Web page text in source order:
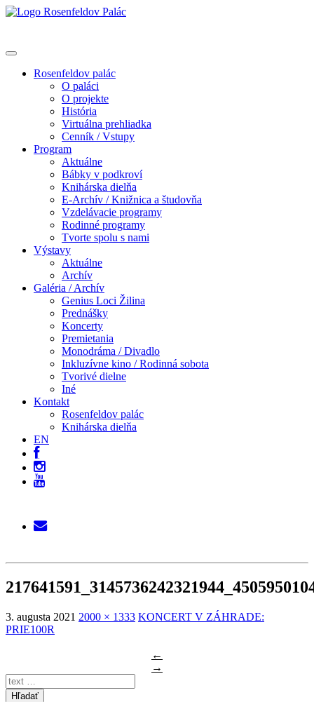
Rosenfeldov palác
O paláci
O projekte
História
Virtuálna prehliadka
Cenník / Vstupy
Program
Aktuálne
Bábky v podkroví
Knihárska dielňa
E-Archív / Knižnica a študovňa
Vzdelávacie programy
Rodinné programy
Tvorte spolu s nami
Výstavy
Aktuálne
Archív
Galéria / Archív
Genius Loci Žilina
Prednášky
Koncerty
Premietania
Monodráma / Divadlo
Inkluzívne kino / Rodinná sobota
Tvorivé dielne
Iné
Kontakt
Rosenfeldov palác
Knihárska dielňa
EN
3. augusta 2021 2000 × 1333 KONCERT V ZÁHRADE:
PRIE100R
←
→
Hľadať